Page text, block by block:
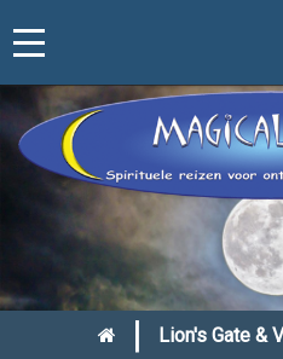
| Lion's Gate &